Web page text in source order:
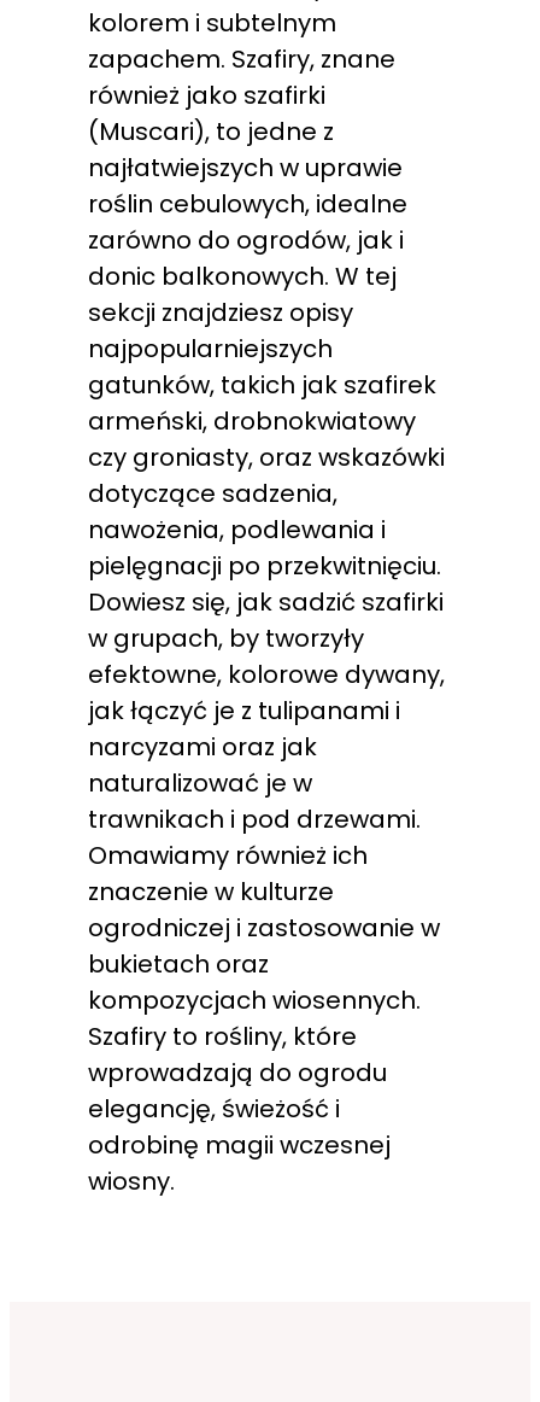
kolorem i subtelnym
zapachem. Szafiry, znane
również jako szafirki
(Muscari), to jedne z
najłatwiejszych w uprawie
roślin cebulowych, idealne
zarówno do ogrodów, jak i
donic balkonowych. W tej
sekcji znajdziesz opisy
najpopularniejszych
gatunków, takich jak szafirek
armeński, drobnokwiatowy
czy groniasty, oraz wskazówki
dotyczące sadzenia,
nawożenia, podlewania i
pielęgnacji po przekwitnięciu.
Dowiesz się, jak sadzić szafirki
w grupach, by tworzyły
efektowne, kolorowe dywany,
jak łączyć je z tulipanami i
narcyzami oraz jak
naturalizować je w
trawnikach i pod drzewami.
Omawiamy również ich
znaczenie w kulturze
ogrodniczej i zastosowanie w
bukietach oraz
kompozycjach wiosennych.
Szafiry to rośliny, które
wprowadzają do ogrodu
elegancję, świeżość i
odrobinę magii wczesnej
wiosny.